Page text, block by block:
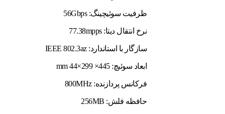
ظرفیت سوئیچینگ: 56Gbps
نرخ انتقال دیتا: 77.38mpps
سازگار با استاندارد: IEEE 802.3az
ابعاد سوئیچ: 445× 299×44 mm
فرکانس پردازنده: 800MHz
حافظه فلش: 256MB